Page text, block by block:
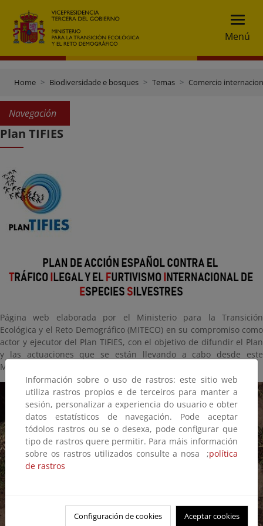
Menú
Home Biodiversidade e bosques Temas Comercio
Navegación
Plan TIFIES
Página web elaborada por el Ministerio para la Transición
Ecológica y el Reto Demográfico (MITECO) en su compromiso como
actor y ejecutor del Plan TIFIES, con el objetivo de difundir el Plan
y las actuaciones que se están llevando a cabo desde este
Ministerio.
Información sobre o uso de rastros: este sitio web
utiliza rastros propios e de terceiros para manter a
sesión, personalizar a experiencia do usuario e obter
datos estatísticos de navegación. Pode aceptar
tódolos rastros ou se o desexa, pode configurar que
tipo de rastros quere permitir. Para máis información
sobre os rastros utilizados consulte a nosa ;política
de rastros
Configuración de cookies Aceptar cookies